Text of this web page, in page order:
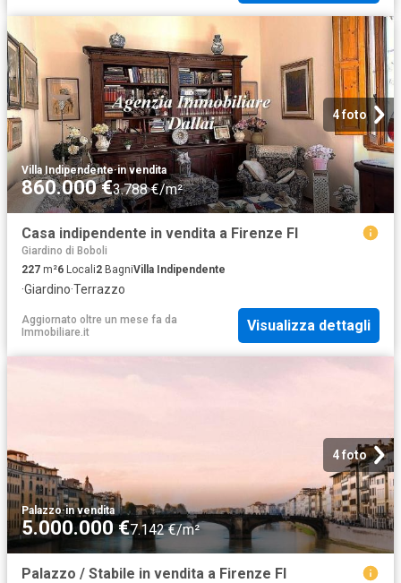
4 foto
Villa Indipendente·in vendita
860.000 €3.788 €/m²
Casa indipendente in vendita a Firenze FI
Giardino di Boboli
227 m²6 Locali2 BagniVilla Indipendente
·Giardino·Terrazzo
Aggiornato oltre un mese fa da
Immobiliare.it
Visualizza dettagli
4 foto
Palazzo·in vendita
5.000.000 €7.142 €/m²
Palazzo / Stabile in vendita a Firenze FI